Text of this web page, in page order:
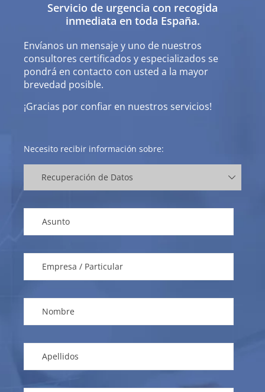
Servicio de urgencia con recogida
inmediata en toda España.
Envíanos un mensaje y uno de nuestros
consultores certificados y especializados se
pondrá en contacto con usted a la mayor
brevedad posible.
¡Gracias por confiar en nuestros servicios!
Necesito recibir información sobre: